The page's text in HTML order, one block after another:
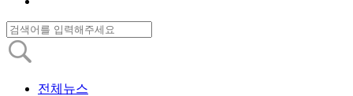
전체뉴스